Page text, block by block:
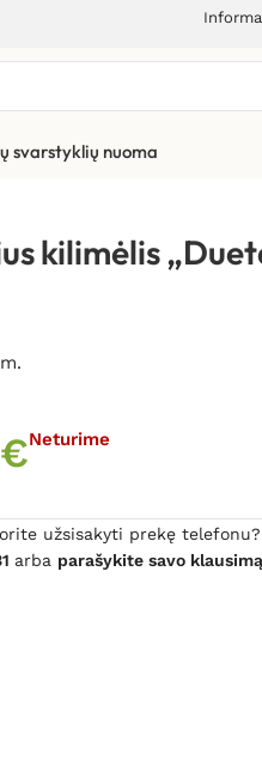
svarstyklių nuoma
kilimėlis
€Neturime
užsisakyti prekę telefonu?
arba parašykite savo